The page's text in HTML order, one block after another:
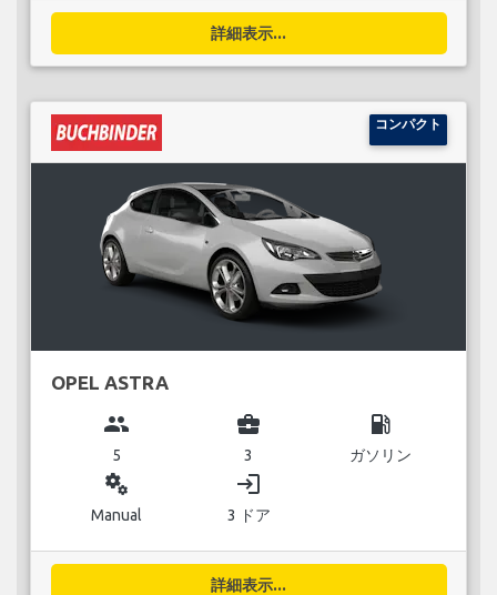
詳細表示...
コンパクト
OPEL ASTRA
group
5
business_center
3
local_gas_station
ガソリン
miscellaneous_services
Manual
login
3 ドア
詳細表示...